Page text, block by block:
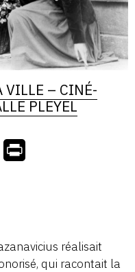
VILLE – CINÉ-
PLEYEL
réalisait
qui racontait la